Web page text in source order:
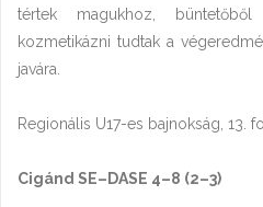
tértek magukhoz,
kozmetikázni tudtak a
javára.
Regionális U17-es bajnokság, 13.
Cigánd SE–DASE 4–8 (2–3)